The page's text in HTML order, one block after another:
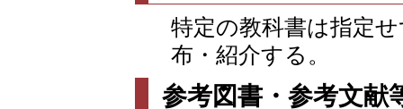
特定の教科書は指定
布・紹介する。
参考図書・参考文献